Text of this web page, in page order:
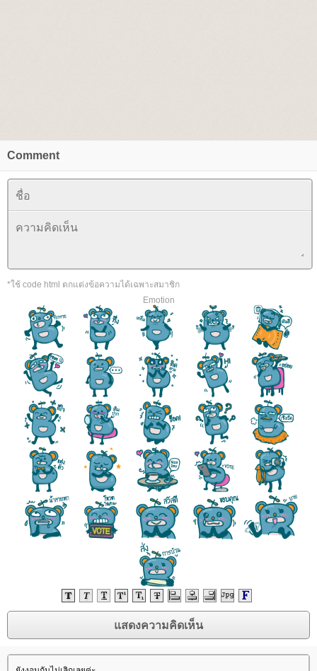
Comment
*ใช้ code html ตกแต่งข้อความได้เฉพาะสมาชิก
Emotion